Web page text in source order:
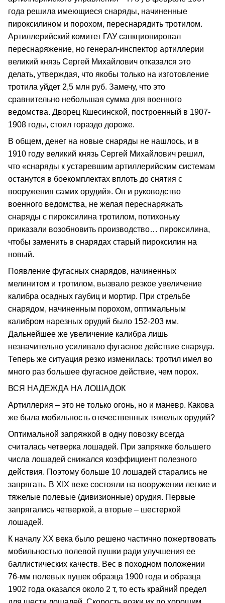
года решила имеющиеся снаряды, начиненные
пироксилином и порохом, переснарядить тротилом.
Артиллерийский комитет ГАУ санкционировал
переснаряжение, но генерал-инспектор артиллерии
великий князь Сергей Михайлович отказался это
делать, утверждая, что якобы только на изготовление
тротила уйдет 2,5 млн руб. Замечу, что это
сравнительно небольшая сумма для военного
ведомства. Дворец Кшесинской, построенный в 1907-
1908 годы, стоил гораздо дороже.
В общем, денег на новые снаряды не нашлось, и в
1910 году великий князь Сергей Михайлович решил,
что «снаряды к устаревшим артиллерийским системам
останутся в боекомплектах вплоть до снятия с
вооружения самих орудий». Он и руководство
военного ведомства, не желая переснаряжать
снаряды с пироксилина тротилом, потихоньку
приказали возобновить производство… пироксилина,
чтобы заменить в снарядах старый пироксилин на
новый.
Появление фугасных снарядов, начиненных
мелинитом и тротилом, вызвало резкое увеличение
калибра осадных гаубиц и мортир. При стрельбе
снарядом, начиненным порохом, оптимальным
калибром нарезных орудий было 152-203 мм.
Дальнейшее же увеличение калибра лишь
незначительно усиливало фугасное действие снаряда.
Теперь же ситуация резко изменилась: тротил имел во
много раз большее фугасное действие, чем порох.
ВСЯ НАДЕЖДА НА ЛОШАДОК
Артиллерия – это не только огонь, но и маневр. Какова
же была мобильность отечественных тяжелых орудий?
Оптимальной запряжкой в одну повозку всегда
считалась четверка лошадей. При запряжке большего
числа лошадей снижался коэффициент полезного
действия. Поэтому больше 10 лошадей старались не
запрягать. В XIX веке состояли на вооружении легкие и
тяжелые полевые (дивизионные) орудия. Первые
запрягались четверкой, а вторые – шестеркой
лошадей.
К началу ХХ века было решено частично пожертвовать
мобильностью полевой пушки ради улучшения ее
баллистических качеств. Вес в походном положении
76-мм полевых пушек образца 1900 года и образца
1902 года оказался около 2 т, то есть крайний предел